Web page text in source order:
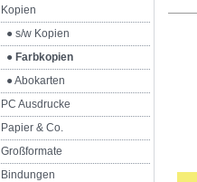
Kopien
● s/w Kopien
● Farbkopien
● Abokarten
PC Ausdrucke
Papier & Co.
Großformate
Bindungen